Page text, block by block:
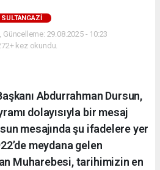
SULTANGAZI
Güncelleme: 29.08.2025 - 10:23
kez okundu.
Abdurrahman Dursun,
dolayısıyla bir mesaj
mesajında şu ifadelere yer
meydana gelen
Muharebesi, tarihimizin en